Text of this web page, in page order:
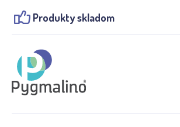
Produkty skladom